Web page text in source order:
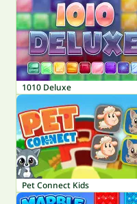
1010 Deluxe
Pet Connect Kids